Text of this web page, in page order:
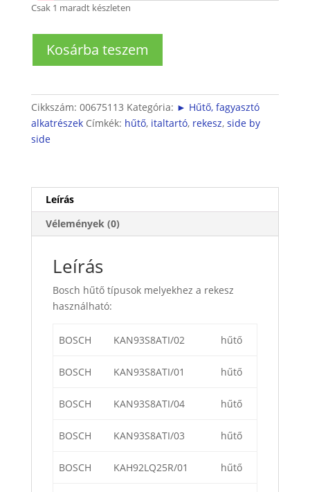
Csak 1 maradt készleten
italtartó
rekesz
mennyiség
Kosárba teszem
Cikkszám: 00675113 Kategória: ► Hűtő, fagyasztó
alkatrészek Címkék: hűtő, italtartó, rekesz, side by
side
Leírás
Vélemények (0)
Leírás
Bosch hűtő típusok melyekhez a rekesz
használható:
BOSCH KAN93S8ATI/02 hűtő
BOSCH KAN93S8ATI/01 hűtő
BOSCH KAN93S8ATI/04 hűtő
BOSCH KAN93S8ATI/03 hűtő
BOSCH KAH92LQ25R/01 hűtő